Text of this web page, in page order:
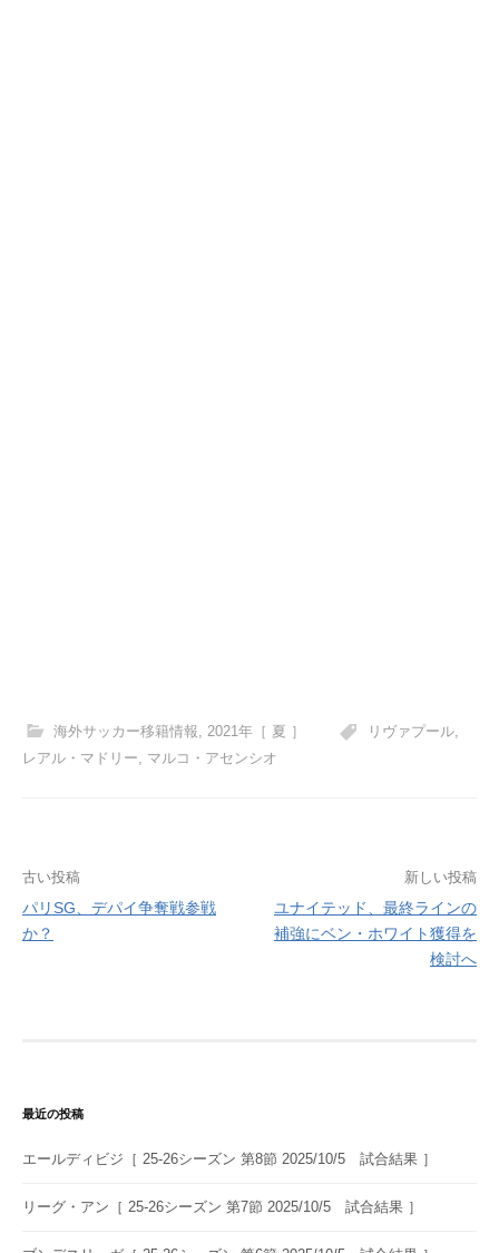
海外サッカー移籍情報, 2021年［ 夏 ］ リヴァプール,
レアル・マドリー
マルコ・アセンシオ
投
稿
シ
ョ
古い投稿
パリSG、デパイ争奪戦参戦
か？
新しい投稿
ユナイテッド、最終ラインの
補強にベン・ホワイト獲得を
検討へ
最近の投稿
エールディビジ［ 25-26シーズン 第8節 2025/10/5 試合結果 ］
リーグ・アン［ 25-26シーズン 第7節 2025/10/5 試合結果 ］